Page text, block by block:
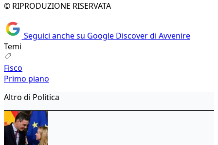
© RIPRODUZIONE RISERVATA
Seguici anche su Google Discover di Avvenire
Temi
Fisco
Primo piano
Altro di Politica